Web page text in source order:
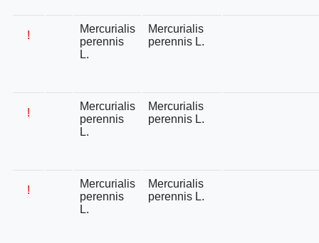
!
Mercurialis
perennis
L.
Mercurialis
perennis L.
!
Mercurialis
perennis
L.
Mercurialis
perennis L.
!
Mercurialis
perennis
L.
Mercurialis
perennis L.